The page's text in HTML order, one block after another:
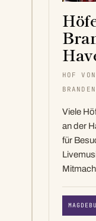
HOF
Viele
an der
für